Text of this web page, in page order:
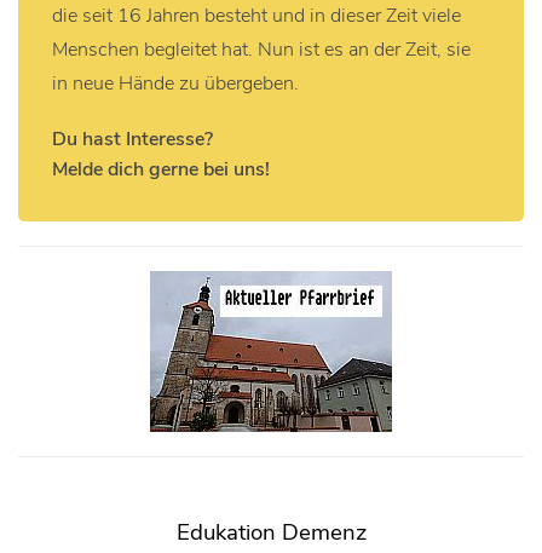
die seit 16 Jahren besteht und in dieser Zeit viele
Menschen begleitet hat. Nun ist es an der Zeit, sie
in neue Hände zu übergeben.
Du hast Interesse?
Melde dich gerne bei uns!
Edukation Demenz